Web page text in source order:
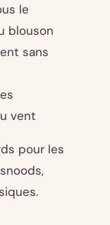
le
blouson
sans
vent
pour les